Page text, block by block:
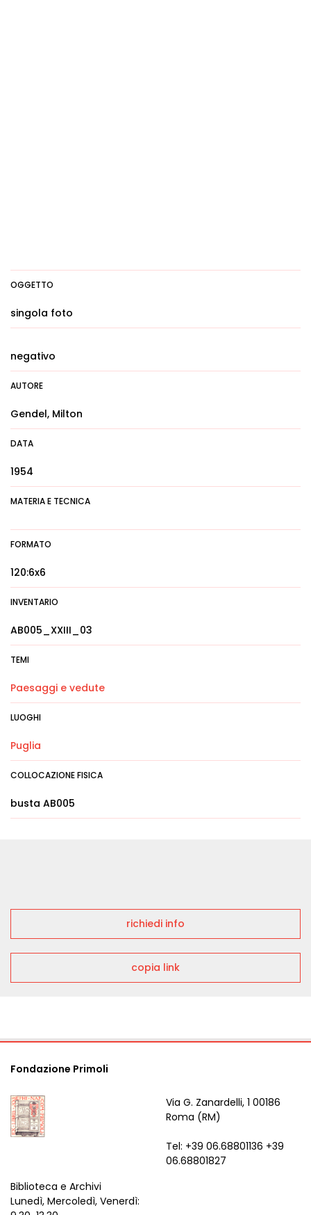
OGGETTO
singola foto
negativo
AUTORE
Gendel, Milton
DATA
1954
MATERIA E TECNICA
FORMATO
120:6x6
INVENTARIO
AB005_XXIII_03
TEMI
Paesaggi e vedute
LUOGHI
Puglia
COLLOCAZIONE FISICA
busta AB005
richiedi info
copia link
Fondazione Primoli
Via G. Zanardelli, 1 00186
Roma (RM)
Tel: +39 06.68801136 +39
06.68801827
Biblioteca e Archivi
Lunedì, Mercoledì, Venerdì: